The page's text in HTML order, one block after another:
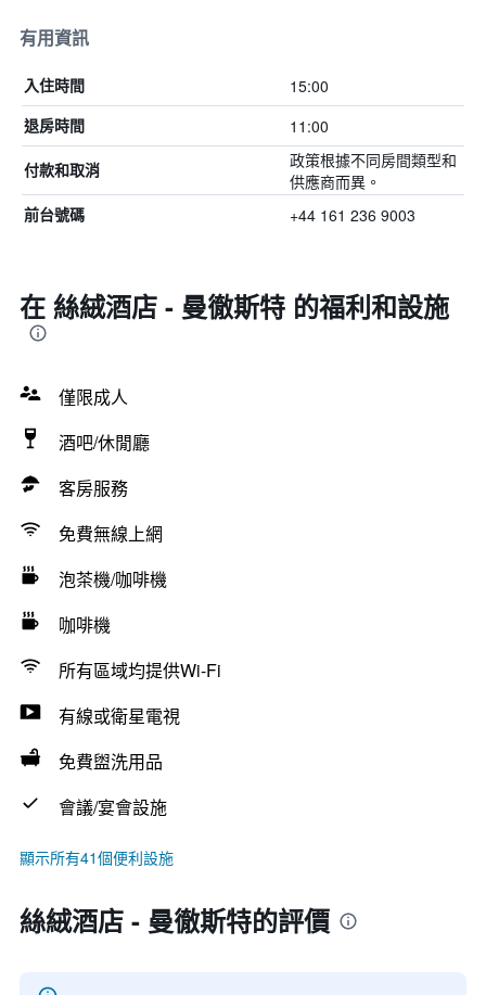
有用資訊
入住時間 15:00
退房時間 11:00
付款和取消
政策根據不同房間類型和
供應商而異。
前台號碼 +44 161 236 9003
在 絲絨酒店 - 曼徹斯特 的福利和設施
僅限成人
酒吧/休閒廳
客房服務
免費無線上網
泡茶機/咖啡機
咖啡機
所有區域均提供Wi-Fi
有線或衛星電視
免費盥洗用品
會議/宴會設施
顯示所有41個便利設施
絲絨酒店 - 曼徹斯特的評價